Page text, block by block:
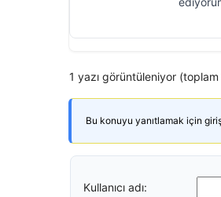
1 yazı görüntüleniyor (toplam
Bu konuyu yanıtlamak için giriş
Kullanıcı adı: